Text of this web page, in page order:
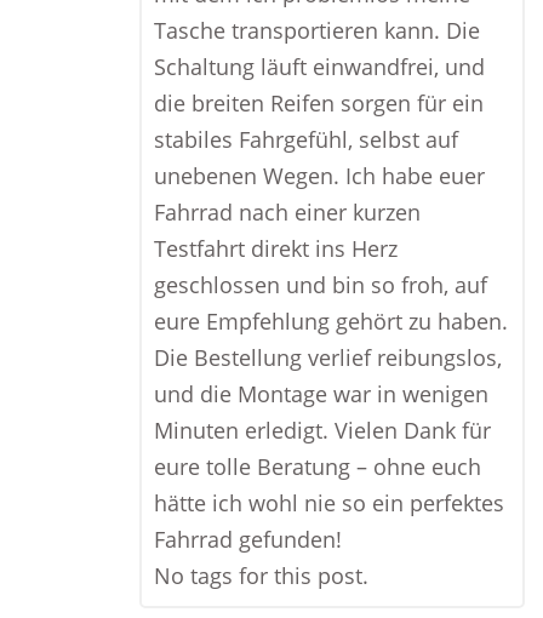
Tasche transportieren kann. Die
Schaltung läuft einwandfrei, und
die breiten Reifen sorgen für ein
stabiles Fahrgefühl, selbst auf
unebenen Wegen. Ich habe euer
Fahrrad nach einer kurzen
Testfahrt direkt ins Herz
geschlossen und bin so froh, auf
eure Empfehlung gehört zu haben.
Die Bestellung verlief reibungslos,
und die Montage war in wenigen
Minuten erledigt. Vielen Dank für
eure tolle Beratung – ohne euch
hätte ich wohl nie so ein perfektes
Fahrrad gefunden!
No tags for this post.